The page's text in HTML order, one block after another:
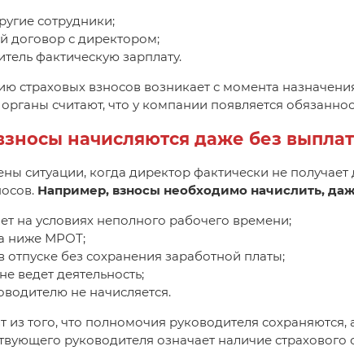
сотрудники;
договор с директором;
фактическую зарплату.
страховых взносов возникает с момента
считают, что у компании появляется
начисляются даже без выплат
ситуации, когда директор фактически не
Например, взносы необходимо начислить,
на условиях неполного рабочего времени;
ниже МРОТ;
отпуске без сохранения заработной платы;
ведет деятельность;
не начисляется.
того, что полномочия руководителя сохраняются,
руководителя означает наличие страхового